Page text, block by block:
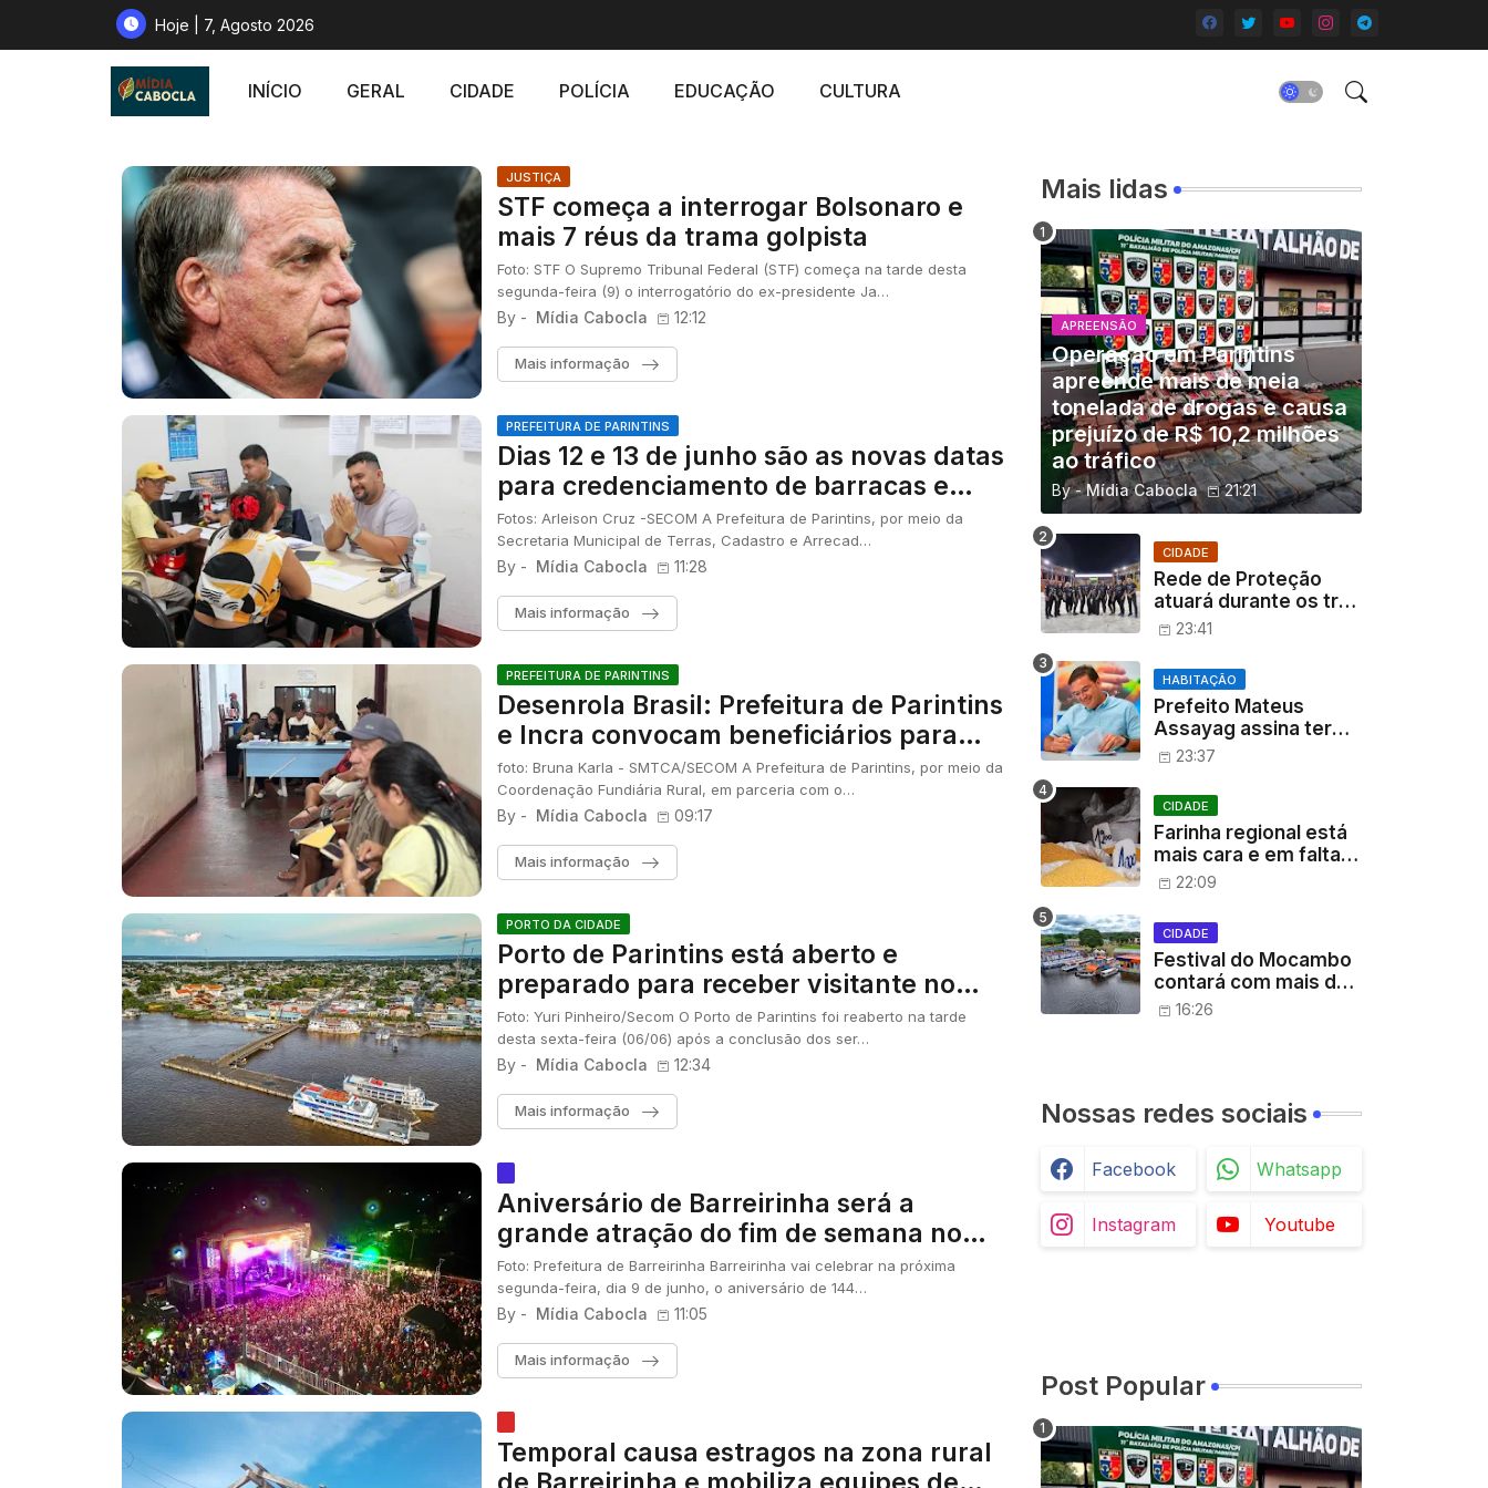
Hoje | 7, Agosto 2026
INÍCIO GERAL CIDADE POLÍCIA EDUCAÇÃO CULTURA
JUSTIÇA
STF começa a interrogar Bolsonaro e
mais 7 réus da trama golpista
Foto: STF O Supremo Tribunal Federal (STF) começa na tarde desta
segunda-feira (9) o interrogatório do ex-presidente Ja…
By - Mídia Cabocla 12:12
Mais informação
PREFEITURA DE PARINTINS
Dias 12 e 13 de junho são as novas datas
para credenciamento de barracas e
lotes
Fotos: Arleison Cruz -SECOM A Prefeitura de Parintins, por meio da
Secretaria Municipal de Terras, Cadastro e Arrecad…
By - Mídia Cabocla 11:28
Mais informação
PREFEITURA DE PARINTINS
Desenrola Brasil: Prefeitura de Parintins
e Incra convocam beneficiários para
regularização de dívida ativa
foto: Bruna Karla - SMTCA/SECOM A Prefeitura de Parintins, por meio da
Coordenação Fundiária Rural, em parceria com o…
By - Mídia Cabocla 09:17
Mais informação
PORTO DA CIDADE
Porto de Parintins está aberto e
preparado para receber visitante no
Festival
Foto: Yuri Pinheiro/Secom O Porto de Parintins foi reaberto na tarde
desta sexta-feira (06/06) após a conclusão dos ser…
By - Mídia Cabocla 12:34
Mais informação
Aniversário de Barreirinha será a
grande atração do fim de semana no
Baixo Amazonas
Foto: Prefeitura de Barreirinha Barreirinha vai celebrar na próxima
segunda-feira, dia 9 de junho, o aniversário de 144…
By - Mídia Cabocla 11:05
Mais informação
Temporal causa estragos na zona rural
Mais lidas
APREENSÃO
Operação em Parintins
apreende mais de meia
tonelada de drogas e causa
prejuízo de R$ 10,2 milhões
ao tráfico
By - Mídia Cabocla 21:21
CIDADE
Rede de Proteção
atuará durante os três
dias do XXI Festival do
23:41
HABITAÇÃO
Prefeito Mateus
Assayag assina termo
que transfere
ao município e
garante moradia para
cerca de 1.500
famílias
23:37
CIDADE
Farinha regional está
mais cara e em falta
em Parintins
22:09
CIDADE
Festival do Mocambo
contará com mais de
70 profissionais da
16:26
Nossas redes sociais
Facebook Whatsapp
Instagram Youtube
Post Popular